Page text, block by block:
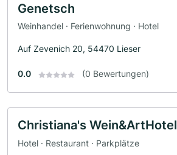
Genetsch
Weinhandel · Ferienwohnung · Hotel
Auf Zevenich 20, 54470 Lieser
0.0 (0 Bewertungen)
Christiana's Wein&ArtHotel
Hotel · Restaurant · Parkplätze